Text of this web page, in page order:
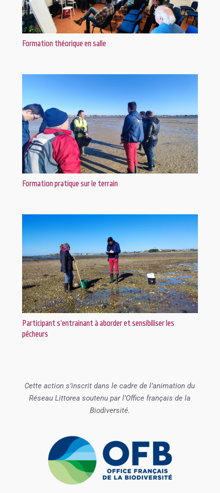
Formation théorique en salle
Formation pratique sur le terrain
Participant s’entrainant à aborder et sensibiliser les
pêcheurs
Cette action s’inscrit dans le cadre de l’animation du
Réseau Littorea soutenu par l’Office français de la
Biodiversité.